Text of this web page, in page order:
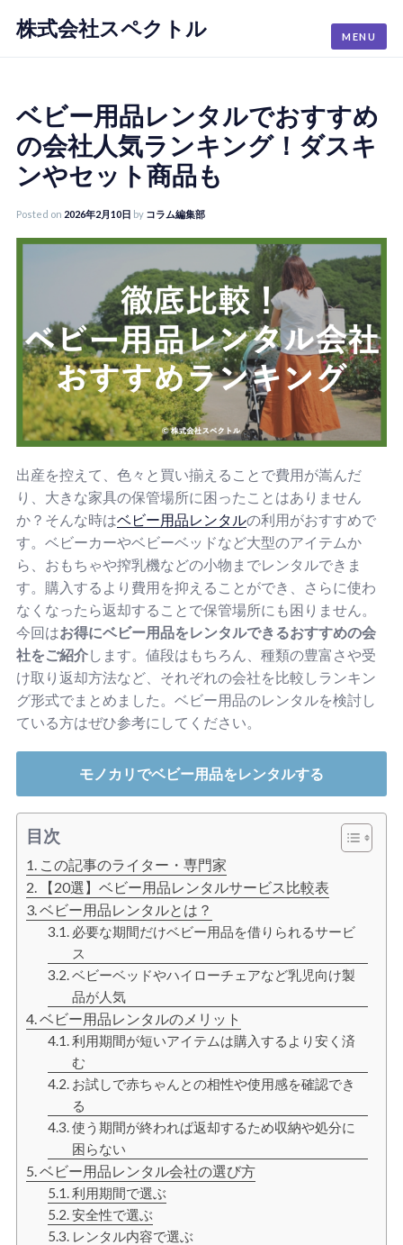
Skip株式会社スペクトル MENU
ベビー用品レンタルでおすすめ
の会社人気ランキング！ダスキ
ンやセット商品も
Posted on 2026年2月10日 by コラム編集部
出産を控えて、色々と買い揃えることで費用が嵩んだ
り、大きな家具の保管場所に困ったことはありません
か？そんな時はベビー用品レンタルの利用がおすすめで
す。ベビーカーやベビーベッドなど大型のアイテムか
ら、おもちゃや搾乳機などの小物までレンタルできま
す。購入するより費用を抑えることができ、さらに使わ
なくなったら返却することで保管場所にも困りません。
今回はお得にベビー用品をレンタルできるおすすめの会
社をご紹介します。値段はもちろん、種類の豊富さや受
け取り返却方法など、それぞれの会社を比較しランキン
グ形式でまとめました。ベビー用品のレンタルを検討し
ている方はぜひ参考にしてください。
モノカリでベビー用品をレンタルする
目次
この記事のライター・専門家
【20選】ベビー用品レンタルサービス比較表
ベビー用品レンタルとは？
必要な期間だけベビー用品を借りられるサービ
ス
ベビーベッドやハイローチェアなど乳児向け製
品が人気
ベビー用品レンタルのメリット
利用期間が短いアイテムは購入するより安く済
む
お試しで赤ちゃんとの相性や使用感を確認でき
る
使う期間が終われば返却するため収納や処分に
困らない
ベビー用品レンタル会社の選び方
利用期間で選ぶ
安全性で選ぶ
レンタル内容で選ぶ